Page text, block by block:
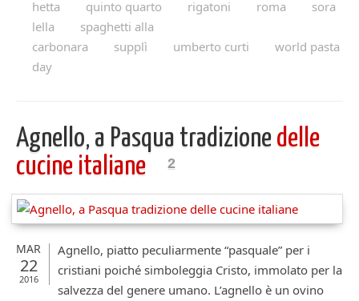
hetta
quinto quarto rigatoni roma
sora
lella
spaghetti alla
carbonara
supplì umberto curti
world pasta
day
Agnello, a Pasqua tradizione delle
cucine italiane
2
MAR
22
2016
Agnello, piatto peculiarmente “pasquale” per i
cristiani poiché simboleggia Cristo, immolato per la
salvezza del genere umano. L’agnello è un ovino